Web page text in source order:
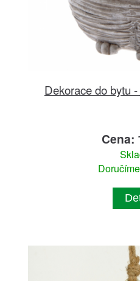
Dekorace do bytu
Cena: